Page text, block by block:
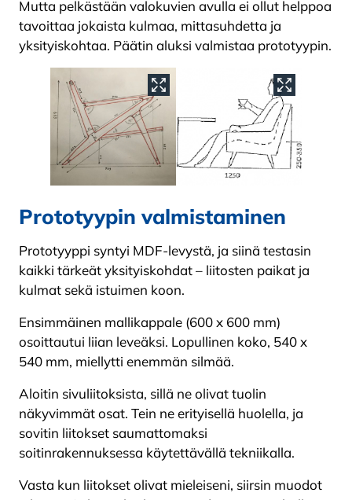
Mutta pelkästään valokuvien avulla ei ollut helppoa
tavoittaa jokaista kulmaa, mittasuhdetta ja
yksityiskohtaa. Päätin aluksi valmistaa prototyypin.
Prototyypin valmistaminen
Prototyyppi syntyi MDF-levystä, ja siinä testasin
kaikki tärkeät yksityiskohdat – liitosten paikat ja
kulmat sekä istuimen koon.
Ensimmäinen mallikappale (600 x 600 mm)
osoittautui liian leveäksi. Lopullinen koko, 540 x
540 mm, miellytti enemmän silmää.
Aloitin sivuliitoksista, sillä ne olivat tuolin
näkyvimmät osat. Tein ne erityisellä huolella, ja
sovitin liitokset saumattomaksi
soitinrakennuksessa käytettävällä tekniikalla.
Vasta kun liitokset olivat mieleiseni, siirsin muodot